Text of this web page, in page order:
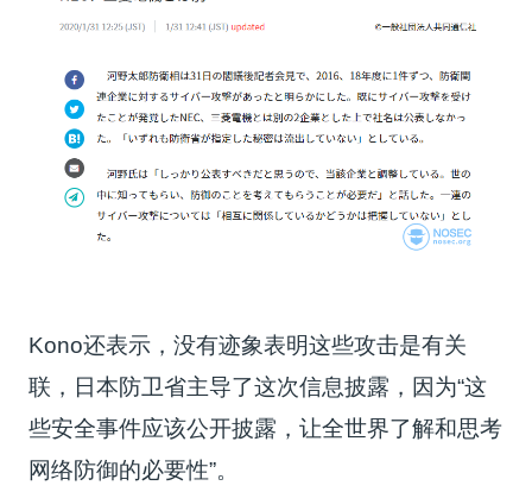
Kono还表示，没有迹象表明这些攻击是有关
联，日本防卫省主导了这次信息披露，因为“这
些安全事件应该公开披露，让全世界了解和思考
网络防御的必要性”。